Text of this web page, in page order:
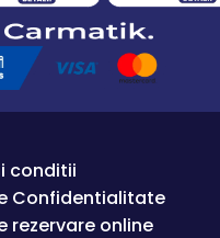
conditii
Confidentialitate
rezervare online